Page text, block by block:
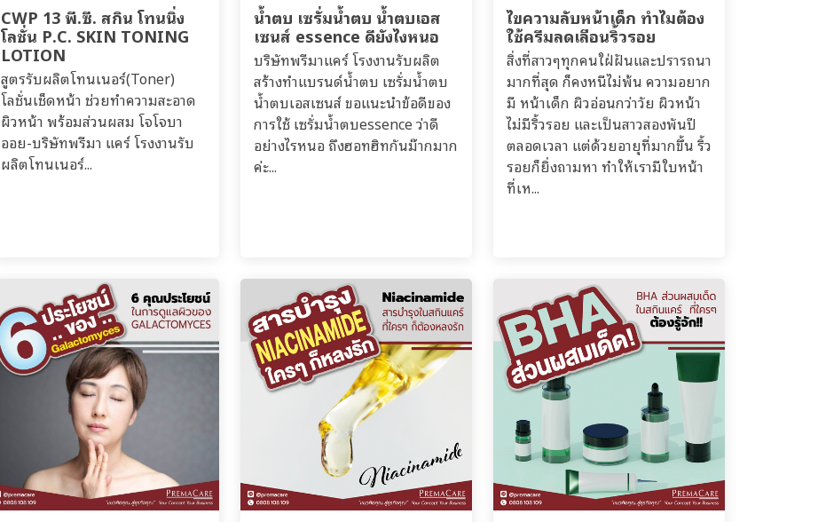
CWP 13 พี.ซี. สกิน โทนนิ่ง
โลชั่น P.C. SKIN TONING
LOTION
สูตรรับผลิตโทนเนอร์(Toner)
โลชั่นเช็ดหน้า ช่วยทำความสะอาด
ผิวหน้า พร้อมส่วนผสม โจโจบา
ออย-บริษัทพรีมา แคร์ โรงงานรับ
ผลิตโทนเนอร์...
น้ำตบ เซรั่มน้ำตบ น้ำตบเอส
เซนส์ essence ดียังไงหนอ
บริษัทพรีมาแคร์ โรงงานรับผลิต
สร้างทำแบรนด์น้ำตบ เซรั่มน้ำตบ
น้ำตบเอสเซนส์ ขอแนะนำข้อดีของ
การใช้ เซรั่มน้ำตบessence ว่าดี
อย่างไรหนอ ถึงฮอทฮิทกันม๊ากมาก
ค่ะ...
ไขความลับหน้าเด็ก ทำไมต้อง
ใช้ครีมลดเลือนริ้วรอย
สิ่งที่สาวๆทุกคนใฝ่ฝันและปรารถนา
มากที่สุด ก็คงหนีไม่พ้น ความอยาก
มี หน้าเด็ก ผิวอ่อนกว่าวัย ผิวหน้า
ไม่มีริ้วรอย และเป็นสาวสองพันปี
ตลอดเวลา แต่ด้วยอายุที่มากขึ้น ริ้ว
รอยก็ยิ่งถามหา ทำให้เรามีใบหน้า
ที่เห...